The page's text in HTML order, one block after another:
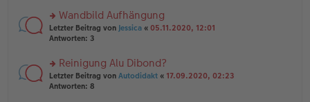
tr
a
g
e
n
er
tr
a
g
n
g
el
e
n
er
rs
te
n
g
el
Wandbild Aufhängung
Letzter Beitrag von Jessica « 05.11.2020, 12:01
Antworten: 3
rs
te
Reinigung Alu Dibond?
Letzter Beitrag von Autodidakt « 17.09.2020, 02:23
Antworten: 8